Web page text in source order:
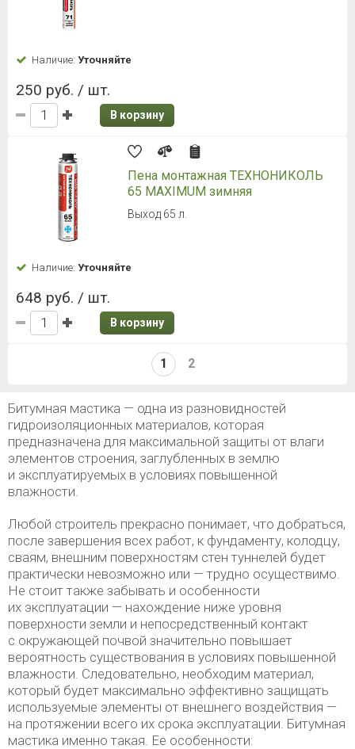
Наличие: Уточняйте
250 руб. / шт.
В корзину
Пена монтажная ТЕХНОНИКОЛЬ
65 MAXIMUM зимняя
Выход 65 л.
Наличие: Уточняйте
648 руб. / шт.
В корзину
1 2
Битумная мастика — одна из разновидностей
гидроизоляционных материалов, которая
предназначена для максимальной защиты от влаги
элементов строения, заглубленных в землю
и эксплуатируемых в условиях повышенной
влажности.
Любой строитель прекрасно понимает, что добраться,
после завершения всех работ, к фундаменту, колодцу,
сваям, внешним поверхностям стен туннелей будет
практически невозможно или — трудно осуществимо.
Не стоит также забывать и особенности
их эксплуатации — нахождение ниже уровня
поверхности земли и непосредственный контакт
с окружающей почвой значительно повышает
вероятность существования в условиях повышенной
влажности. Следовательно, необходим материал,
который будет максимально эффективно защищать
используемые элементы от внешнего воздействия —
на протяжении всего их срока эксплуатации. Битумная
мастика именно такая. Ее особенности: